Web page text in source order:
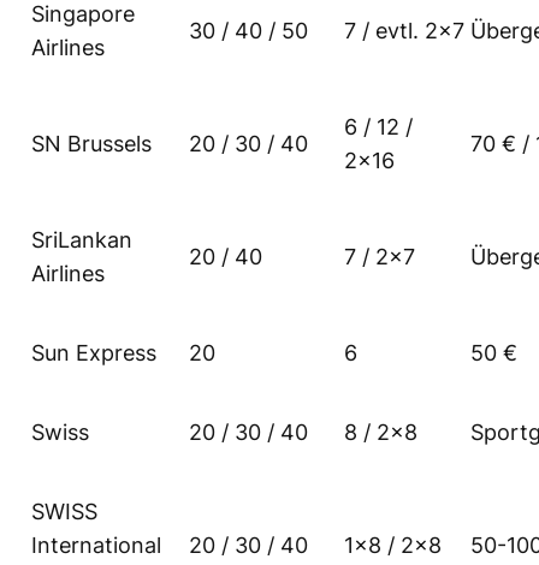
Singapore
Airlines
30 / 40 / 50 7 / evtl. 2×7
SN Brussels 20 / 30 / 40
6 / 12 /
2×16
70 € /
SriLankan
Airlines
20 / 40 7 / 2×7
Sun Express 20 6 50 €
Swiss 20 / 30 / 40 8 / 2×8
SWISS
International
20 / 30 / 40 1×8 / 2×8 50-